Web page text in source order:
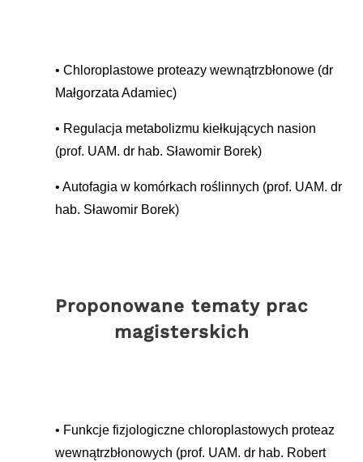
Chloroplastowe proteazy wewnątrzbłonowe (dr
Małgorzata Adamiec)
Regulacja metabolizmu kiełkujących nasion
(prof. UAM. dr hab. Sławomir Borek)
Autofagia w komórkach roślinnych (prof. UAM. dr
hab. Sławomir Borek)
Proponowane tematy prac
magisterskich
Funkcje fizjologiczne chloroplastowych proteaz
wewnątrzbłonowych (prof. UAM. dr hab. Robert